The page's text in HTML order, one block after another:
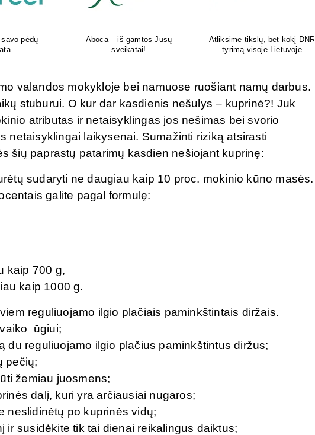
kokį DNR
Lietuvoje
Šiuolaikiška vaikų sveikatos
priežiūros įstaiga
Tikras vasaros kvapas ir skonis
tavo delne
valandos mokykloje bei namuose ruošiant namų darbus.
stuburui. O kur dar kasdienis nešulys – kuprinė?! Juk
atributas ir netaisyklingas jos nešimas bei svorio
netaisyklingai laikysenai. Sumažinti riziką atsirasti
šių paprastų patarimų kasdien nešiojant kuprinę:
sudaryti ne daugiau kaip 10 proc. mokinio kūno masės.
galite pagal formulę:
kaip 700 g,
kaip 1000 g.
reguliuojamo ilgio plačiais paminkštintais diržais.
ūgiui;
du reguliuojamo ilgio plačius paminkštintus diržus;
pečių;
žemiau juosmens;
dalį, kuri yra arčiausiai nugaros;
neslidinėtų po kuprinės vidų;
ir susidėkite tik tai dienai reikalingus daiktus;